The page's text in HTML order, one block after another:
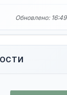
Обновлено: 16:49